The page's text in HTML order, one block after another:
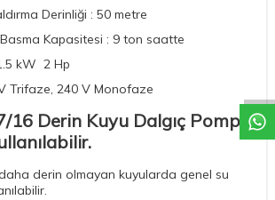
Derinliği : 50 metre
Kapasitesi : 9 ton saatte
kW 2 Hp
Trifaze, 240 V Monofaze
16 Derin Kuyu Dalgıç Pompa
derin olmayan kuyularda genel su